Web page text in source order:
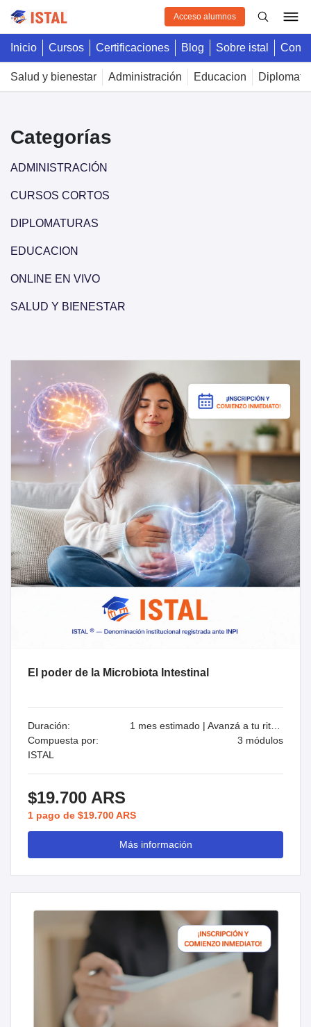
Acceso alumnos
inicio cursos certificaciones blog sobre istal
salud y bienestar administración educacion
Categorías
ADMINISTRACIÓN
CURSOS CORTOS
DIPLOMATURAS
EDUCACION
ONLINE EN VIVO
SALUD Y BIENESTAR
El poder de la Microbiota Intestinal
Duración:
Compuesta por:
3 módulos
ISTAL
$19.700 ARS
1 pago de $19.700 ARS
Más información